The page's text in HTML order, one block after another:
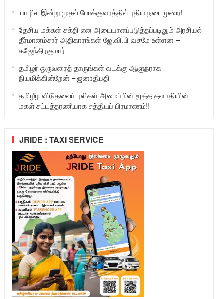
யாழில் இன்று முதல் போக்குவரத்தில் புதிய நடைமுறை!
தேசிய மக்கள் சக்தி என அடையாளப்படுத்தப்படினும் அரசியல்
தீர்மானம்சார் அதிகாரங்கள் ஜே.வி.பி வசமே உள்ளன –
கஜேந்திரகுமார்
தமிழர் ஒருவரைத் தாருங்கள் வடக்கு ஆளுநராக
நியமிக்கின்றேன் – ஜனாதிபதி
தமிழீழ விடுதலைப் புலிகள் அமைப்பின் மூத்த தளபதியின்
மகள் சட்டத்தரணியாக சத்தியப் பிரமாணம்!!
JRIDE : TAXI SERVICE